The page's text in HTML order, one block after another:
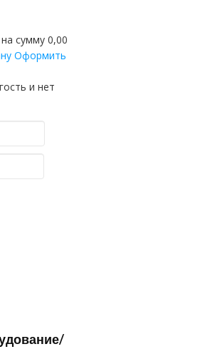
на сумму 0,00
Оформить
и нет